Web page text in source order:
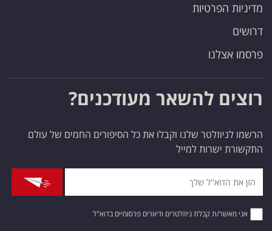
מדיניות הפרטיות
דרושים
פרסמו אצלנו
רוצים להשאר מעודכנים?
הרשמו לניוזלטר שלנו וקבלו את כל הסיפורים החמים של עולם
התקשורת ישרות למייל
אני מאשר/ת קבלת ניוזלטרים ודיוורים פרסומיים בדוא"ל